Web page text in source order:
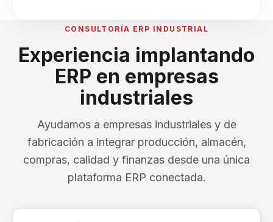
CONSULTORÍA ERP INDUSTRIAL
Experiencia implantando
ERP en empresas
industriales
Ayudamos a empresas industriales y de
fabricación a integrar producción, almacén,
compras, calidad y finanzas desde una única
plataforma ERP conectada.